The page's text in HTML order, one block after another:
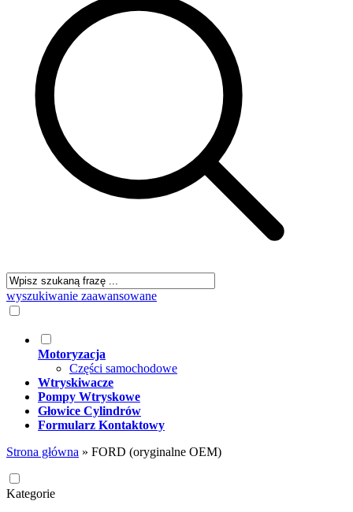
wyszukiwanie zaawansowane
Motoryzacja
Części samochodowe
Wtryskiwacze
Pompy Wtryskowe
Głowice Cylindrów
Formularz Kontaktowy
Strona główna » FORD (oryginalne OEM)
Kategorie